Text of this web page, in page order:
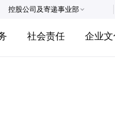
控股公司及寄递事业部
社会责任 企业文